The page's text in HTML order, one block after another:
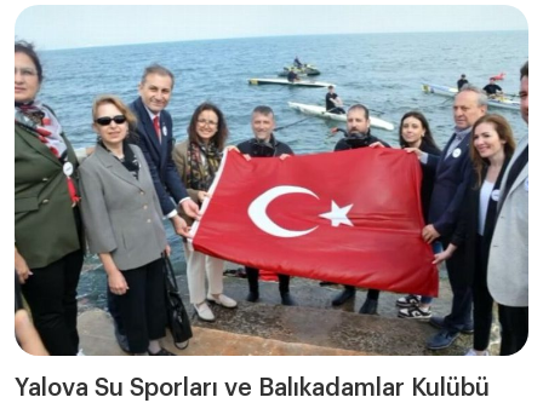
Yalova Su Sporları ve Balıkadamlar Kulübü